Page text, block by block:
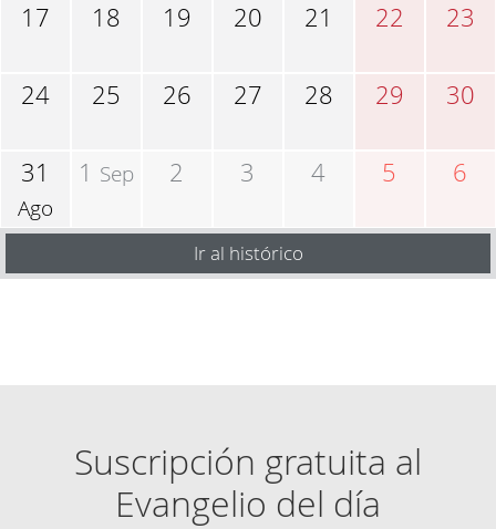
17 18 19 20 21 22 23
24 25 26 27 28 29 30
31
Ago
1 Sep 2 3 4 5 6
Ir al histórico
Suscripción gratuita al
Evangelio del día